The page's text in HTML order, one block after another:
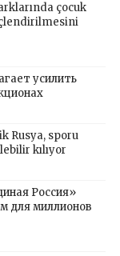
çocuk
усилить
Rusya, sporu
kılıyor
Россия»
для миллионов